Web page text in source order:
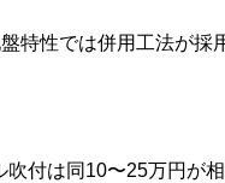
特性では併用工法が採
付は同10〜25万円が